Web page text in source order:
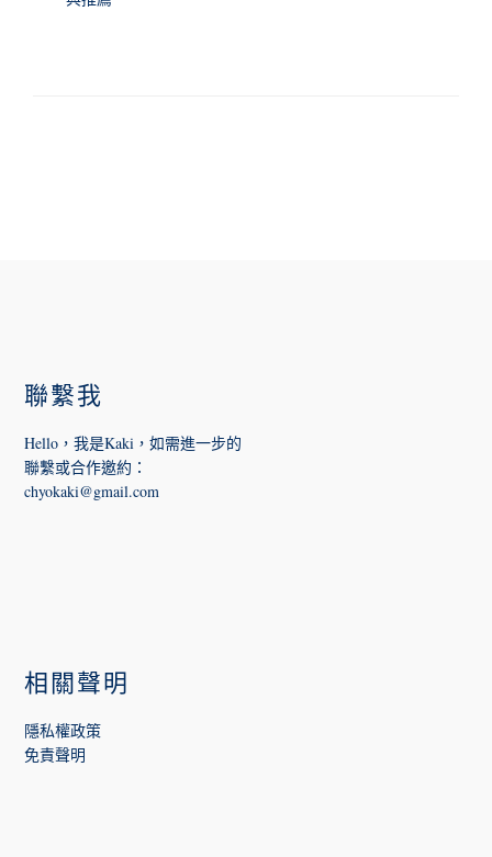
聯繫我
Hello，我是Kaki，如需進一步的
聯繫或合作邀約 ：
chyokaki@gmail.com
相關聲明
隱私權政策
免責聲明